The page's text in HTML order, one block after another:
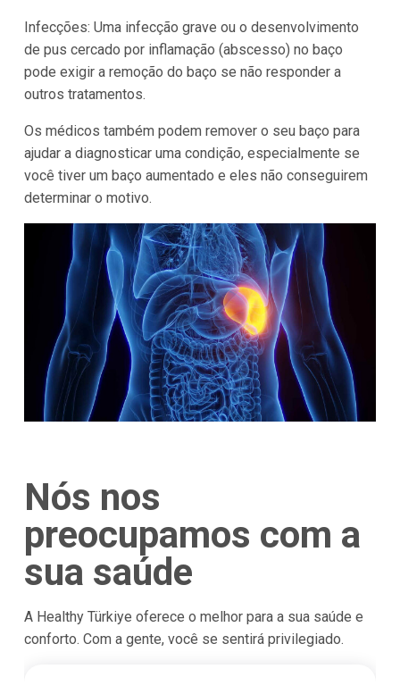
Infecções: Uma infecção grave ou o desenvolvimento
de pus cercado por inflamação (abscesso) no baço
pode exigir a remoção do baço se não responder a
outros tratamentos.
Os médicos também podem remover o seu baço para
ajudar a diagnosticar uma condição, especialmente se
você tiver um baço aumentado e eles não conseguirem
determinar o motivo.
Nós nos
preocupamos com a
sua saúde
A Healthy Türkiye oferece o melhor para a sua saúde e
conforto. Com a gente, você se sentirá privilegiado.